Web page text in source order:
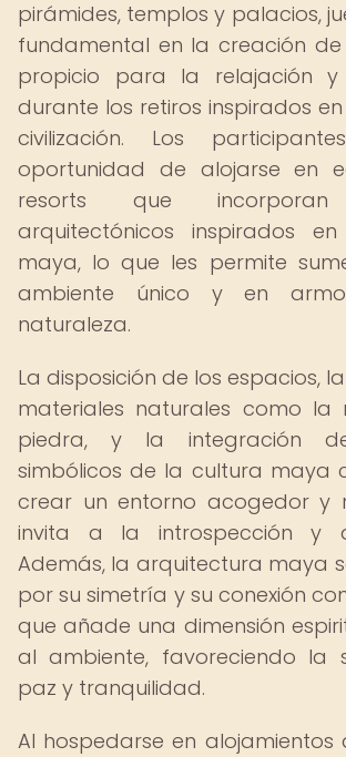
pirámides, templos y palacios,
fundamental en la creación
propicio para la relajación y
durante los retiros inspirados
civilización. Los
oportunidad de alojarse en
resorts que incorporan
arquitectónicos inspirados
maya, lo que les permite
ambiente único y en
naturaleza.
La disposición de los espacios,
materiales naturales como
piedra, y la integración
simbólicos de la cultura maya
crear un entorno acogedor y
invita a la introspección y
Además, la arquitectura maya
por su simetría y su conexión
que añade una dimensión
al ambiente, favoreciendo la
paz y tranquilidad.
Al hospedarse en alojamientos